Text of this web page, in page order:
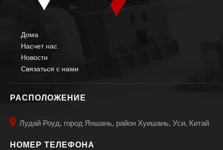
Дома
Насчет нас
Новости
Связаться с нами
РАСПОЛОЖЕНИЕ
 Лудай Роуд, город Яншань, район Хуишань, Уси, Китай
НОМЕР ТЕЛЕФОНА